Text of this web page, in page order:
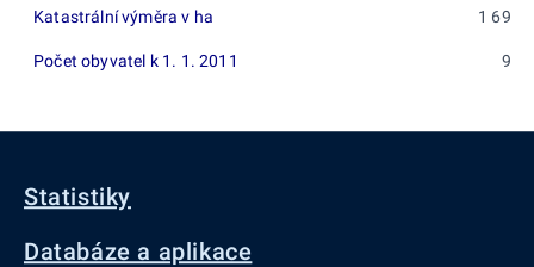
Katastrální výměra v ha 1 695
Počet obyvatel k 1. 1. 2011 93
Statistiky
Databáze a aplikace